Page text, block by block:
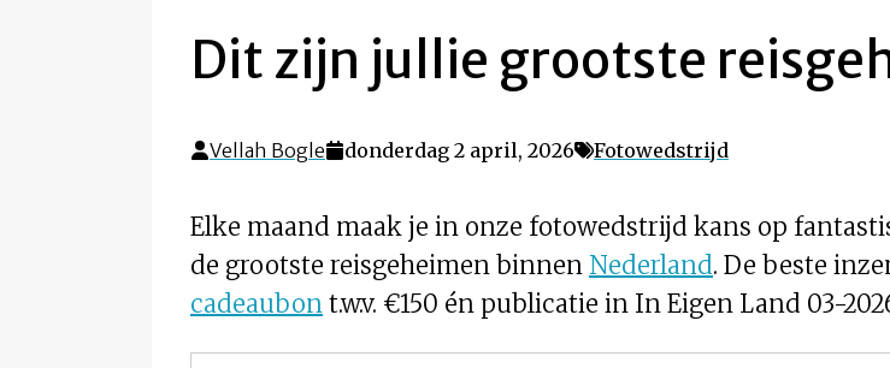
Dit zijn jullie grootste
Vellah Bogle donderdag 2 april, 2026 Fotowedstrijd
Elke maand maak je in onze fotowedstrijd kans op
de grootste reisgeheimen binnen Nederland . De beste
cadeaubon t.w.v. €150 én publicatie in In Eigen Land 03-